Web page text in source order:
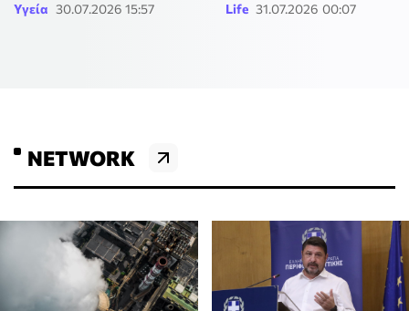
Υγεία 30.07.2026 15:57 Life 31.07.2026 00:07
NETWORK